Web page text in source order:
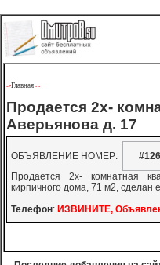
->Главная - -
Продается 2х-
Аверьянова д. 17
ОБЪЯВЛЕНИЕ НОМЕР:
Продается 2х- комнатная
кирпичного дома, 71 м2, сделан
Телефон: ИЗВИНИТЕ,